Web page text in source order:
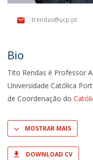
trendas@ucp.pt
Bio
Tito Rendas é Professor
Universidade Católica
de Coordenação do
MOSTRAR MAIS
DOWNLOAD CV